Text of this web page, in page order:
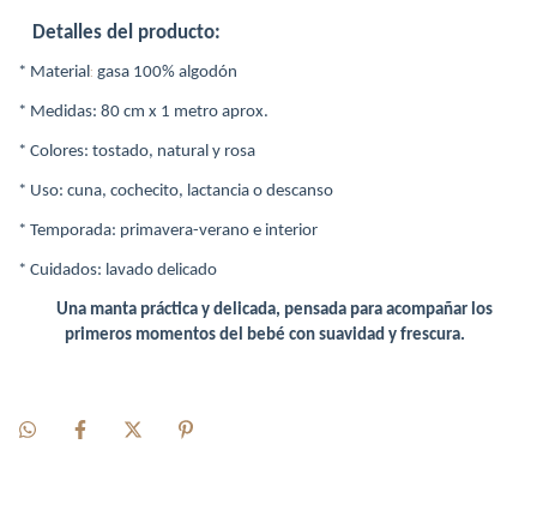
Detalles del producto:
* Material : gasa 100% algodón
* Medidas: 80 cm x 1 metro aprox.
* Colores: tostado, natural y rosa
* Uso: cuna, cochecito, lactancia o descanso
* Temporada: primavera-verano e interior
* Cuidados: lavado delicado
Una manta práctica y delicada, pensada para acompañar los
primeros momentos del bebé con suavidad y frescura.